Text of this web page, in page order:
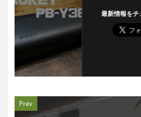
最新情報をチ
Prev